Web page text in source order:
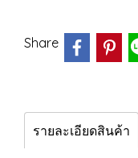
Share
รายละเอียดสินค้า